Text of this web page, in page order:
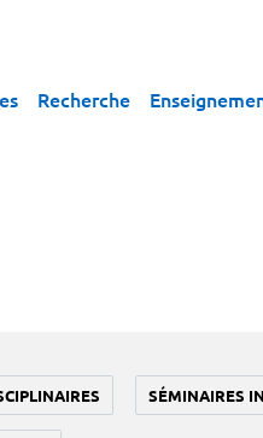
Recherche
SÉMINAIRES